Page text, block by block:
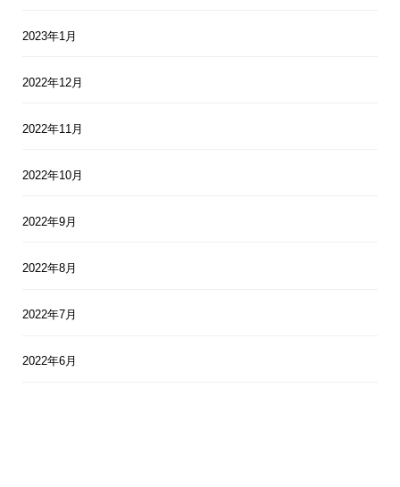
2023年1月
2022年12月
2022年11月
2022年10月
2022年9月
2022年8月
2022年7月
2022年6月